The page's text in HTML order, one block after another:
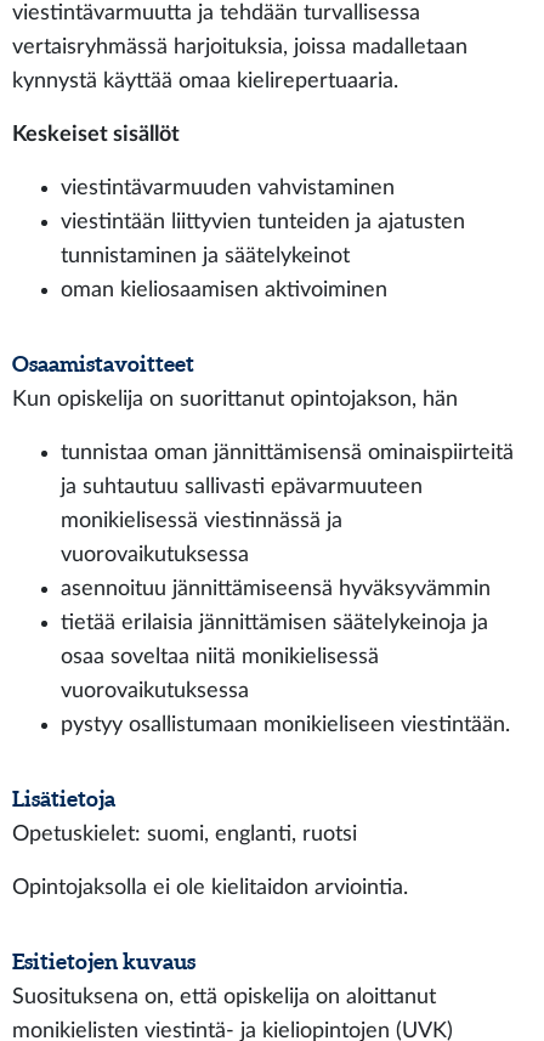
viestintävarmuutta ja tehdään turvallisessa
vertaisryhmässä harjoituksia, joissa madalletaan
kynnystä käyttää omaa kielirepertuaaria.
Keskeiset sisällöt
viestintävarmuuden vahvistaminen
viestintään liittyvien tunteiden ja ajatusten
tunnistaminen ja säätelykeinot
oman kieliosaamisen aktivoiminen
Osaamistavoitteet
Kun opiskelija on suorittanut opintojakson, hän
tunnistaa oman jännittämisensä ominaispiirteitä
ja suhtautuu sallivasti epävarmuuteen
monikielisessä viestinnässä ja
vuorovaikutuksessa
asennoituu jännittämiseensä hyväksyvämmin
tietää erilaisia jännittämisen säätelykeinoja ja
osaa soveltaa niitä monikielisessä
vuorovaikutuksessa
pystyy osallistumaan monikieliseen viestintään.
Lisätietoja
Opetuskielet: suomi, englanti, ruotsi
Opintojaksolla ei ole kielitaidon arviointia.
Esitietojen kuvaus
Suosituksena on, että opiskelija on aloittanut
monikielisten viestintä- ja kieliopintojen (UVK)